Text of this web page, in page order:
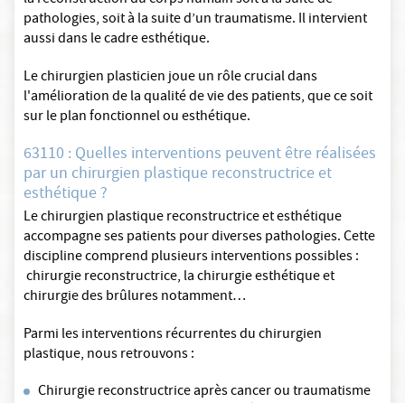
pathologies, soit à la suite d’un traumatisme. Il intervient
aussi dans le cadre esthétique.
Le chirurgien plasticien joue un rôle crucial dans
l'amélioration de la qualité de vie des patients, que ce soit
sur le plan fonctionnel ou esthétique.
63110 : Quelles interventions peuvent être réalisées
par un chirurgien plastique reconstructrice et
esthétique ?
Le chirurgien plastique reconstructrice et esthétique
accompagne ses patients pour diverses pathologies. Cette
discipline comprend plusieurs interventions possibles :
chirurgie reconstructrice, la chirurgie esthétique et
chirurgie des brûlures notamment…
Parmi les interventions récurrentes du chirurgien
plastique, nous retrouvons :
Chirurgie reconstructrice après cancer ou traumatisme